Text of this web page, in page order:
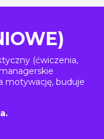
(ćwiczenia,
motywację, buduje